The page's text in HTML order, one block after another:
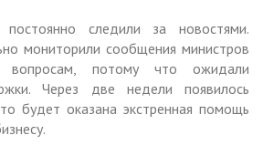
следили за новостями.
мониторили сообщения министров
вопросам, потому что ожидали
Через две недели появилось
будет оказана экстренная помощь